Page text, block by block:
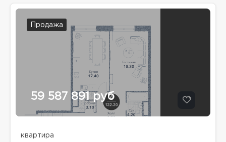
Продажа
59 587 891 руб
квартира